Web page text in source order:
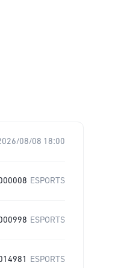
08/08 18:00
ESPORTS
ESPORTS
ESPORTS